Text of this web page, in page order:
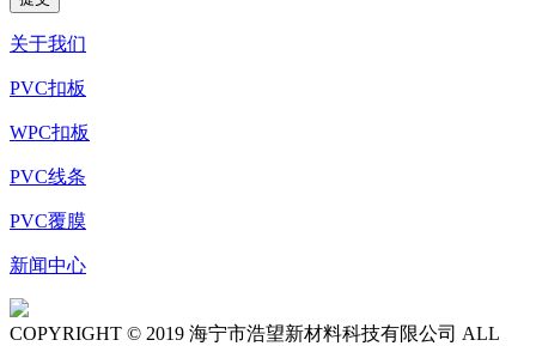
关于我们
PVC扣板
WPC扣板
PVC线条
PVC覆膜
新闻中心
COPYRIGHT © 2019 海宁市浩望新材料科技有限公司 ALL